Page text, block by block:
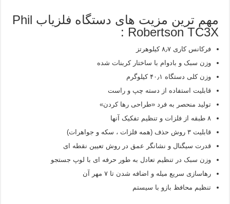
مهم ترین مزیت های دستگاه فلزیاب Phil
Robertson TC3X :
فرکانس کاری ۸٫۷ کیلوهرتز
وزن سبک و بادوام با ساختار کربنات شده
وزن کلی دستگاه ۴۰٫۱ کیلوگرم
قابلیت استفاده از دسته چپ و راست
توليد منحصر به فرد «طراحی رها كردن»
۸ طبقه از فلزات و تنظیم تفکیک آنها
قابلیت ۳ روش حذف (همه فلزات ، سکه و جواهرات)
قدرت سیگنال و نشانگر عمق در روش تعیین نقطه ای
وزن سبک در تنظیم تعادل به طور حرفه ای با لوپ جستجو
رهاسازی سریع میله و اضافه شدن تا ۷ مهر آن
تنظیم محافظ بازو با سیستم